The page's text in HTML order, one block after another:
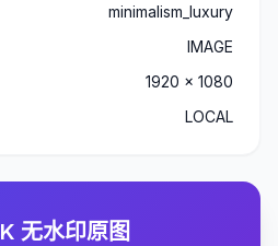
minimalism_luxury
IMAGE
1920 x 1080
LOCAL
无水印原图